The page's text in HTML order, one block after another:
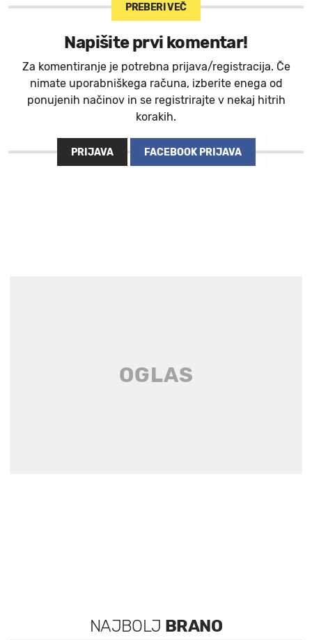
PREBERI VEČ
Napišite prvi komentar!
Za komentiranje je potrebna prijava/registracija. Če
nimate uporabniškega računa, izberite enega od
ponujenih načinov in se registrirajte v nekaj hitrih
korakih.
PRIJAVA FACEBOOK PRIJAVA
NAJBOLJ BRANO